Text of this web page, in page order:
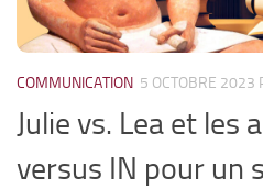
COMMUNICATION 5 OCTOBRE 2023
Julie vs. Lea et les
versus IN pour un